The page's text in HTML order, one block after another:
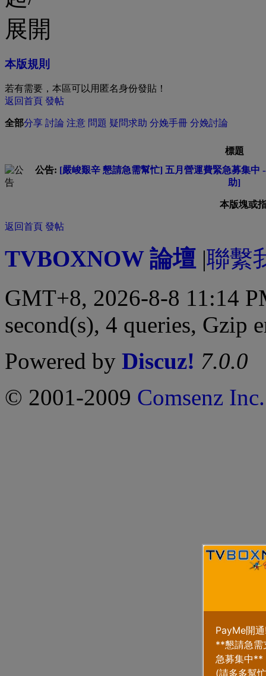
本版規則
若有需要，本區可以用匿名身份發貼！
返回首頁 發帖
全部分享 討論 注意 問題 疑問求助 分娩手冊 分娩討論
標題
公告: [嚴峻艱辛 懇請急需幫忙] 五月營運費緊急募集
助]
本版塊或
返回首頁 發帖
TVBOXNOW 論壇 |聯繫
GMT+8, 2026-8-8 11:14
second(s), 4 queries, Gzip
Powered by Discuz! 7.0.0
© 2001-2009 Comsenz Inc.